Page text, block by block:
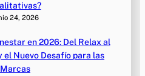
24, 2026
en 2026: Del Relax al
el Nuevo Desafío para las
Marcas